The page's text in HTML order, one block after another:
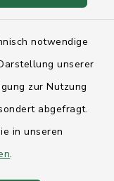
notwendige
unserer
zur Nutzung
abgefragt.
in unseren
.